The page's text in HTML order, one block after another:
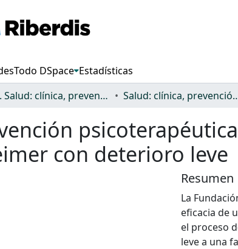
Todo DSpace Estadísticas
03. Salud: clínica, prevención, atención sanitaria y (re)habilitación Salud: clínica,
con deterioro leve
Resumen
La
eficacia de
el proceso
leve a una